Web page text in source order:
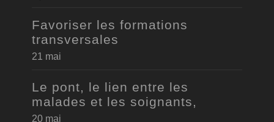
Favoriser les formations
transversales
21 mai
Le pont, le lien entre les
malades et les soignants,
20 mai